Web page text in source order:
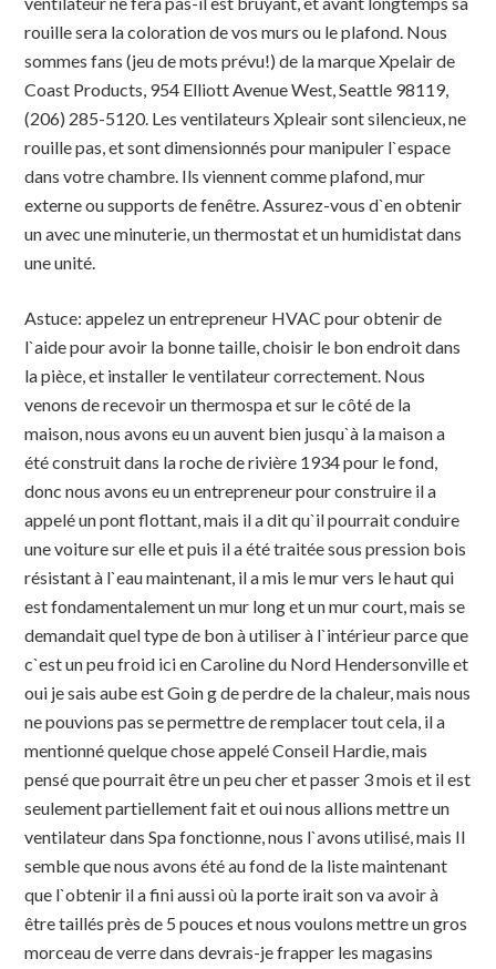
rouille sera la coloration de vos murs ou le plafond. Nous
sommes fans (jeu de mots prévu!) de la marque Xpelair de
Coast Products, 954 Elliott Avenue West, Seattle 98119,
(206) 285-5120. Les ventilateurs Xpleair sont silencieux, ne
rouille pas, et sont dimensionnés pour manipuler l`espace
dans votre chambre. Ils viennent comme plafond, mur
externe ou supports de fenêtre. Assurez-vous d`en obtenir
un avec une minuterie, un thermostat et un humidistat dans
une unité.
Astuce: appelez un entrepreneur HVAC pour obtenir de
l`aide pour avoir la bonne taille, choisir le bon endroit dans
la pièce, et installer le ventilateur correctement. Nous
venons de recevoir un thermospa et sur le côté de la
maison, nous avons eu un auvent bien jusqu`à la maison a
été construit dans la roche de rivière 1934 pour le fond,
donc nous avons eu un entrepreneur pour construire il a
appelé un pont flottant, mais il a dit qu`il pourrait conduire
une voiture sur elle et puis il a été traitée sous pression bois
résistant à l`eau maintenant, il a mis le mur vers le haut qui
est fondamentalement un mur long et un mur court, mais se
demandait quel type de bon à utiliser à l`intérieur parce que
c`est un peu froid ici en Caroline du Nord Hendersonville et
oui je sais aube est Goin g de perdre de la chaleur, mais nous
ne pouvions pas se permettre de remplacer tout cela, il a
mentionné quelque chose appelé Conseil Hardie, mais
pensé que pourrait être un peu cher et passer 3 mois et il est
seulement partiellement fait et oui nous allions mettre un
ventilateur dans Spa fonctionne, nous l`avons utilisé, mais Il
semble que nous avons été au fond de la liste maintenant
que l`obtenir il a fini aussi où la porte irait son va avoir à
être taillés près de 5 pouces et nous voulons mettre un gros
morceau de verre dans devrais-je frapper les magasins